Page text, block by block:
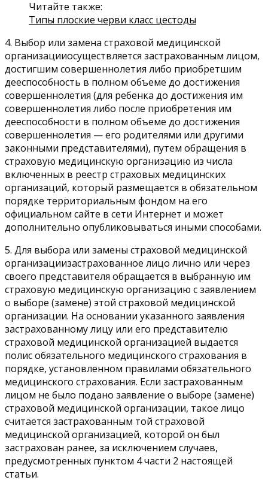
Читайте также:
Типы плоские черви класс цестоды
4. Выбор или замена страховой медицинской
организацииосуществляется застрахованным лицом,
достигшим совершеннолетия либо приобретшим
дееспособность в полном объеме до достижения
совершеннолетия (для ребенка до достижения им
совершеннолетия либо после приобретения им
дееспособности в полном объеме до достижения
совершеннолетия — его родителями или другими
законными представителями), путем обращения в
страховую медицинскую организацию из числа
включенных в реестр страховых медицинских
организаций, который размещается в обязательном
порядке территориальным фондом на его
официальном сайте в сети Интернет и может
дополнительно опубликовываться иными способами.
5. Для выбора или замены страховой медицинской
организациизастрахованное лицо лично или через
своего представителя обращается в выбранную им
страховую медицинскую организацию с заявлением
о выборе (замене) этой страховой медицинской
организации. На основании указанного заявления
застрахованному лицу или его представителю
страховой медицинской организацией выдается
полис обязательного медицинского страхования в
порядке, установленном правилами обязательного
медицинского страхования. Если застрахованным
лицом не было подано заявление о выборе (замене)
страховой медицинской организации, такое лицо
считается застрахованным той страховой
медицинской организацией, которой он был
застрахован ранее, за исключением случаев,
предусмотренных пунктом 4 части 2 настоящей
статьи.